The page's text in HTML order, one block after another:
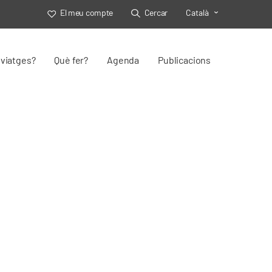
El meu compte Cercar Toggle Select
Català
Què fer? Agenda Publicacions